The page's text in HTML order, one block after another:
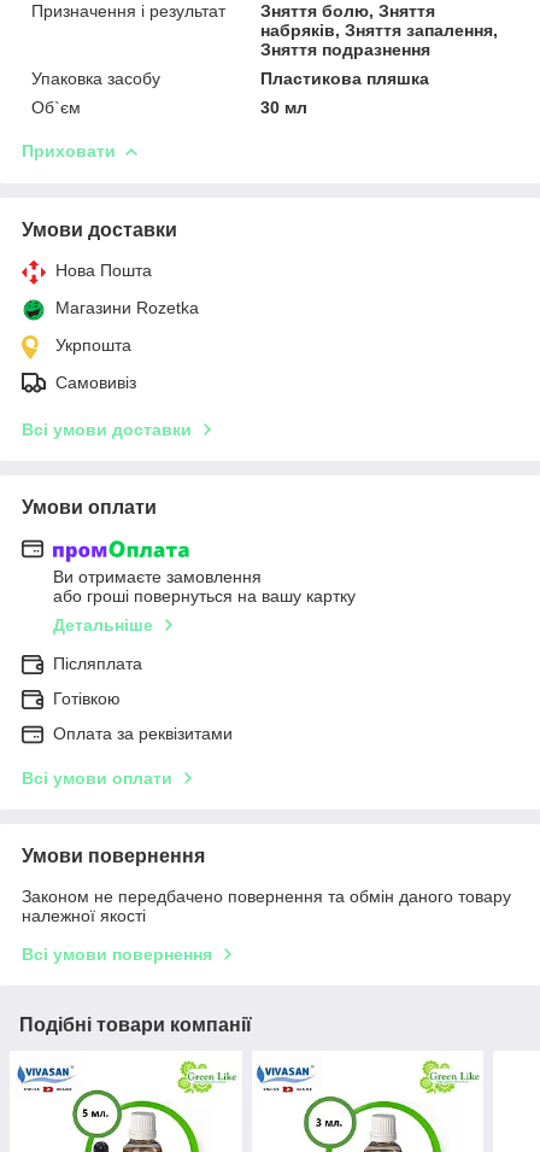
Призначення і результат
Зняття болю, Зняття
набряків, Зняття запалення,
Зняття подразнення
Упаковка засобу
Пластикова пляшка
Об`єм
30 мл
Приховати
Умови доставки
Нова Пошта
Магазини Rozetka
Укрпошта
Самовивіз
Всі умови доставки
Умови оплати
Ви отримаєте замовлення
або гроші повернуться на вашу картку
Детальніше
Післяплата
Готівкою
Оплата за реквізитами
Всі умови оплати
Умови повернення
Законом не передбачено повернення та обмін даного товару
належної якості
Всі умови повернення
Подібні товари компанії